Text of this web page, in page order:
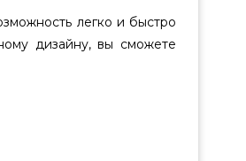
легко и быстро
дизайну, вы сможете